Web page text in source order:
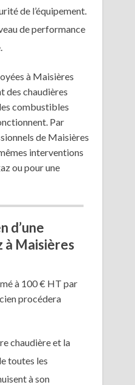
de l’équipement.
de performance
à Maisières
des chaudières
combustibles
Par
de Maisières
interventions
ou pour une
d’une
à Maisières
à 100 € HT par
procédera
chaudière et la
toutes les
à son